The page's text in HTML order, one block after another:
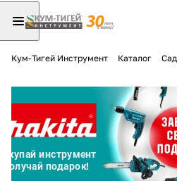
Кум-Тигей Инструмент Каталог
Разбейте
оплатуна части
без переплат